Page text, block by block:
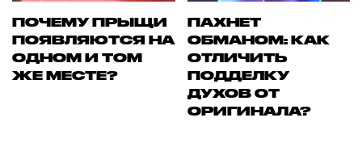
ПОЧЕМУ ПРЫЩИ
ПОЯВЛЯЮТСЯ НА
ОДНОМ И ТОМ
ЖЕ МЕСТЕ?
ПАХНЕТ
ОБМАНОМ: КАК
ОТЛИЧИТЬ
ПОДДЕЛКУ
ДУХОВ ОТ
ОРИГИНАЛА?